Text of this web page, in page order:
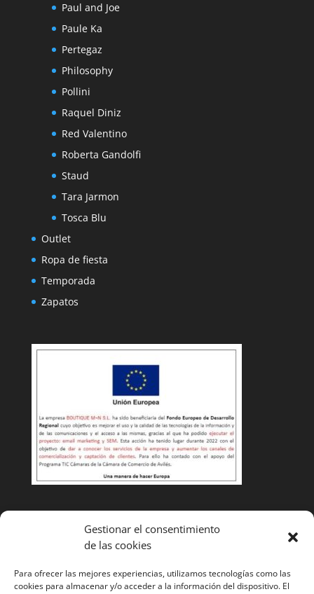
Gestionar el consentimiento
de las cookies
Para ofrecer las mejores experiencias, utilizamos tecnologías como las
cookies para almacenar y/o acceder a la información del dispositivo. El
Paul and Joe
Paule Ka
Pertegaz
Philosophy
Pollini
Raquel Diniz
Red Valentino
Roberta Gandolfi
Staud
Tara Jarmon
Tosca Blu
Outlet
Ropa de fiesta
Temporada
Zapatos
Condiciones de venta
Cambios y devoluciones
Envíos